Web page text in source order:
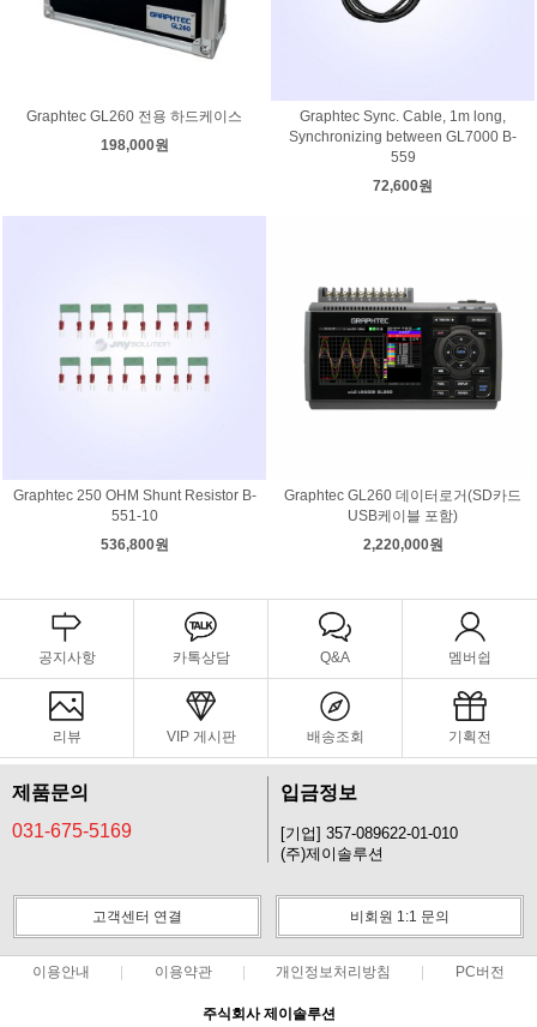
Graphtec GL260 전용 하드케이스
198,000원
Graphtec Sync. Cable, 1m long,
Synchronizing between GL7000 B-
559
72,600원
Graphtec 250 OHM Shunt Resistor B-
551-10
536,800원
Graphtec GL260 데이터로거(SD카드
USB케이블 포함)
2,220,000원
공지사항 카톡상담 Q&A 멤버쉽
리뷰 VIP 게시판 배송조회 기획전
제품문의
031-675-5169
입금정보
[기업] 357-089622-01-010
(주)제이솔루션
고객센터 연결 비회원 1:1 문의
이용안내 이용약관 개인정보처리방침 PC버전
주식회사 제이솔루션